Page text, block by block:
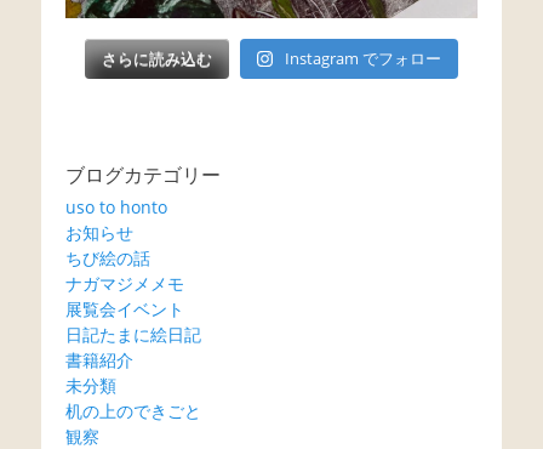
さらに読み込む Instagram でフォロー
ブログカテゴリー
uso to honto
お知らせ
ちび絵の話
ナガマジメメモ
展覧会イベント
日記たまに絵日記
書籍紹介
未分類
机の上のできごと
観察